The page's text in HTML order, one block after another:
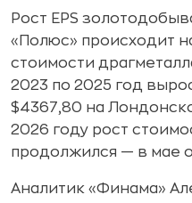
Рост EPS
«Полюс» происходит
стоимости
2023 по 2025 год
$4367,80 на
2026 году рост
продолжился — в мае
Аналитик «Финама»